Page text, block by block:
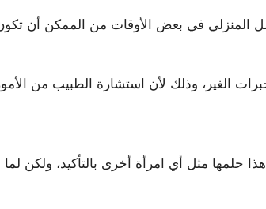
المنزلي في بعض الأوقات من الممكن أن
الغير، وذلك لأن استشارة الطبيب من
حلمها مثل أي امرأة أخرى بالتأكيد، ولكن